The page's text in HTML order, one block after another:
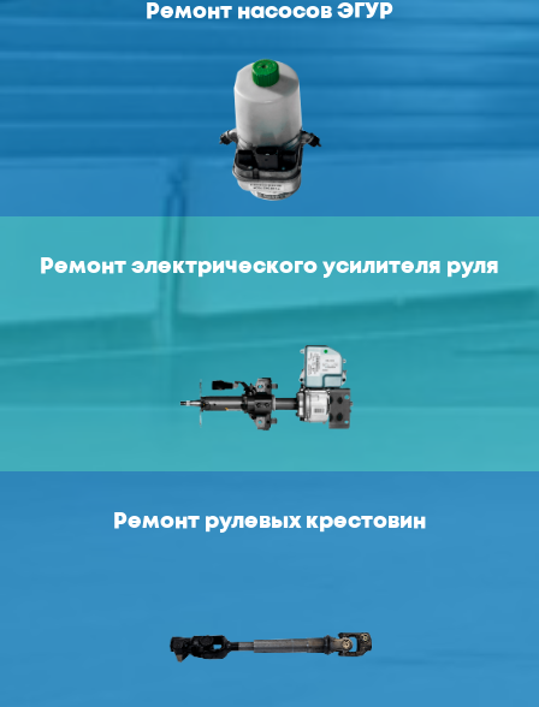
Ремонт насосов ЭГУР
Ремонт электрического усилителя руля
Ремонт рулевых крестовин